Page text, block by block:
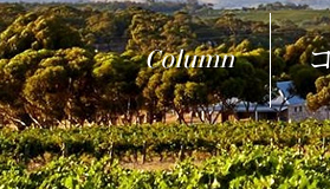
Column